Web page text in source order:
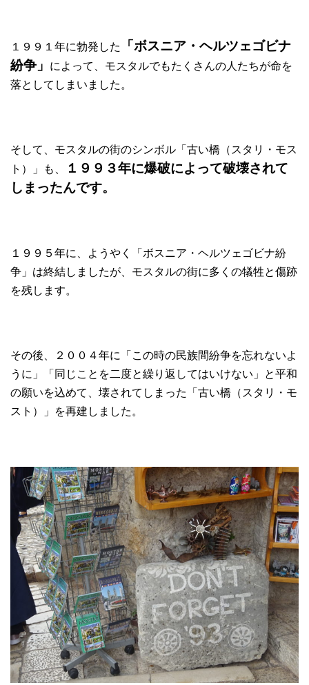
１９９１年に勃発した
「ボスニア・ヘルツェゴビナ
紛争」
によって、モスタルでもたくさんの人たちが命を
落としてしまいました。
そして、モスタルの街のシンボル「古い橋（スタリ・モス
ト）」も、
１９９３年に爆破によって破壊されて
しまったんです。
１９９５年に、ようやく「ボスニア・ヘルツェゴビナ紛
争」は終結しましたが、モスタルの街に多くの犠牲と傷跡
を残します。
その後、２００４年に「この時の民族間紛争を忘れないよ
うに」「同じことを二度と繰り返してはいけない」と平和
の願いを込めて、壊されてしまった「古い橋（スタリ・モ
スト）」を再建しました。